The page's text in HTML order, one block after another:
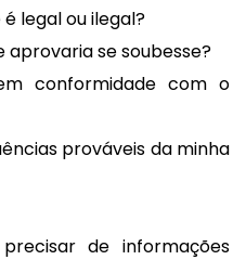
legal ou ilegal?
se soubesse?
conformidade com o
prováveis da minha
de informações